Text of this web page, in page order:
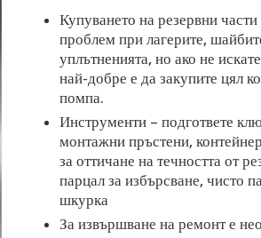
Купуването на резервни
проблем при лагерите,
уплътненията, но ако не
най-добре е да закупите цял
помпа.
Инструменти – подгответе
монтажни пръстени,
за оттичане на течността от
парцал за избърсване, чисто
шкурка
За извършване на ремонт е